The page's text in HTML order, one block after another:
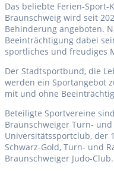
Das beliebte Ferien-
Braunschweig wird seit
Behinderung angeboten.
Beeinträchtigung dabei
sportliches und freudiges
Der Stadtsportbund, die
werden ein Sportangebot
mit und ohne
Beteiligte Sportvereine
Braunschweiger Turn-
Universitätssportclub, der
Schwarz-Gold, Turn- und
Braunschweiger Judo-Club.